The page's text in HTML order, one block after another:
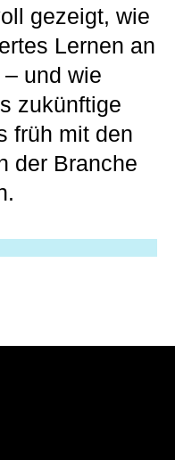
gezeigt, wie
Lernen an
und wie
zukünftige
früh mit den
der Branche